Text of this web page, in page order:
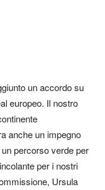
un accordo su
europeo. Il nostro
anche un impegno
percorso verde per
per i nostri
Ursula